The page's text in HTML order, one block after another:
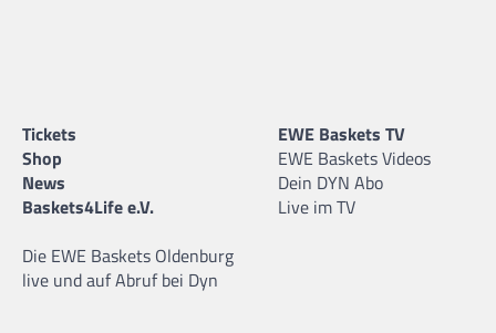
Tickets
Shop
News
Baskets4Life e.V.
Die EWE Baskets Oldenburg
live und auf Abruf bei Dyn
EWE Baskets TV
EWE Baskets Videos
Dein DYN Abo
Live im TV